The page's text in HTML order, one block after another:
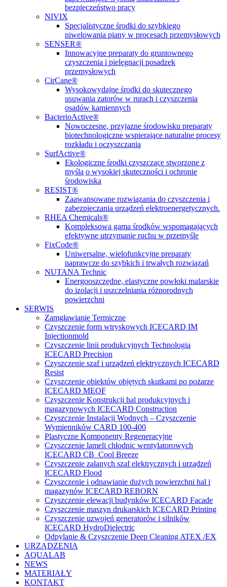
bezpieczeństwo pracy
NIVIX
Specjalistyczne środki do szybkiego
niwelowania piany w procesach przemysłowych
SENSER®
Innowacyjne preparaty do gruntownego
czyszczenia i pielęgnacji posadzek
przemysłowych
CirCane®
Wysokowydajne środki do skutecznego
usuwania zatorów w rurach i czyszczenia
osadów kamiennych
BacterioActive®
Nowoczesne, przyjazne środowisku preparaty
biotechnologiczne wspierające naturalne procesy
rozkładu i oczyszczania
SurfActive®
Ekologiczne środki czyszczące stworzone z
myślą o wysokiej skuteczności i ochronie
środowiska
RESIST®
Zaawansowane rozwiązania do czyszczenia i
zabezpieczania urządzeń elektroenergetycznych.
RHEA Chemicals®
Kompleksowa gama środków wspomagających
efektywne utrzymanie ruchu w przemyśle
FixCode®
Uniwersalne, wielofunkcyjne preparaty
naprawcze do szybkich i trwałych rozwiązań
NUTANA Technic
Energooszczędne, elastyczne powłoki malarskie
do izolacji i uszczelniania różnorodnych
powierzchni
SERWIS
Zamgławianie Termiczne
Czyszczenie form wtryskowych ICECARD IM
Injectionmold
Czyszczenie linii produkcyjnych Technologią
ICECARD Precision
Czyszczenie szaf i urządzeń elektrycznych ICECARD
Resist
Czyszczenie obiektów objętych skutkami po pożarze
ICECARD MEOF
Czyszczenie Konstrukcji hal produkcyjnych i
magazynowych ICECARD Construction
Czyszczenie Instalacji Wodnych – Czyszczenie
Wymienników CARD 100-400
Plastyczne Komponenty Regeneracyjne
Czyszczenie lameli chłodnic wentylatorowych
ICECARD CB Cool Breeze
Czyszczenie zalanych szaf elektrycznych i urządzeń
ICECARD Flood
Czyszczenie i odnawianie dużych powierzchni hal i
magazynów ICECARD REBORN
Czyszczenie elewacji budynków ICECARD Facade
Czyszczenie maszyn drukarskich ICECARD Printing
Czyszczenie uzwojeń generatorów i silników
ICECARD HydroDielectric
Odpylanie & Czyszczenie Deep Cleaning ATEX /EX
URZĄDZENIA
AQUALAB
NEWS
MATERIAŁY
KONTAKT